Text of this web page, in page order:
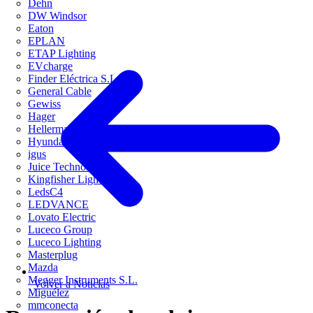
Dehn
DW Windsor
Eaton
EPLAN
ETAP Lighting
EVcharge
Finder Eléctrica S.L.U
General Cable
Gewiss
Hager
HellermannTyton
Hyundai Electric
igus
Juice Technology
Kingfisher Lighting
LedsC4
LEDVANCE
Lovato Electric
Luceco Group
Luceco Lighting
Masterplug
Mazda
Megger Instruments S.L.
Miguélez
mmconecta
Volver a Noticias